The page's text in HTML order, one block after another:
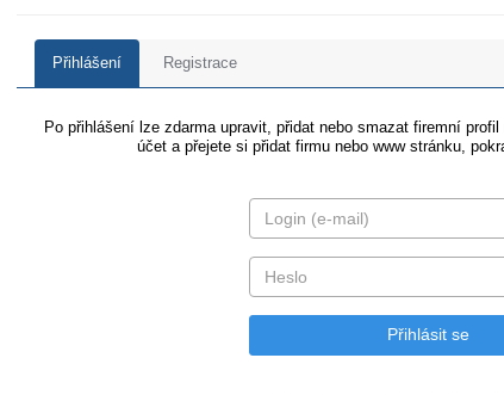
Přihlášení Registrace
Po přihlášení lze zdarma upravit, přidat nebo smazat firemní
účet a přejete si přidat firmu nebo www stránku,